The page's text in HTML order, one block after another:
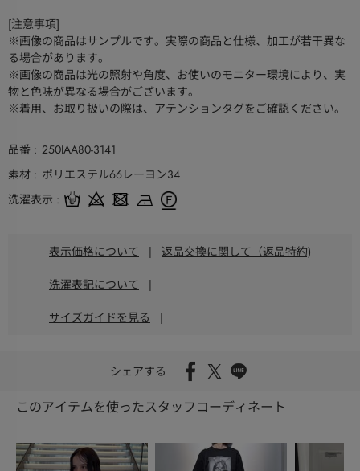
[注意事項]
※画像の商品はサンプルです。実際の商品と仕様、加工が若干異な
る場合があります。
※画像の商品は光の照射や角度、お使いのモニター環境により、実
物と色味が異なる場合がございます。
※着用、お取り扱いの際は、アテンションタグをご確認ください。
品番
250IAA80-3141
素材
ポリエステル66レーヨン34
洗濯表示
表示価格について | 返品交換に関して（返品特約)
洗濯表記について |
サイズガイドを見る |
シェアする
このアイテムを使ったスタッフコーディネート